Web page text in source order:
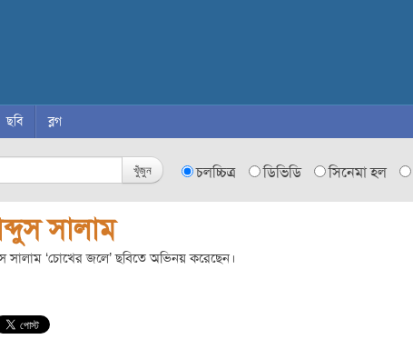
ছবি ব্লগ
খুঁজুন চলচ্চিত্র ডিভিডি সিনেমা হল
সালাম
সালাম ‘চোখের জলে’ ছবিতে অভিনয় করেছেন।